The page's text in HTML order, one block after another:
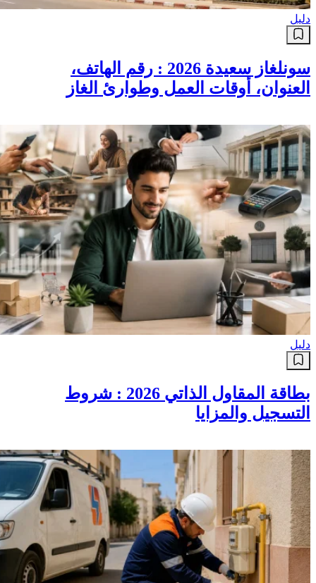
دليل
سونلغاز سعيدة 2026 : رقم الهاتف،
العنوان، أوقات العمل وطوارئ الغاز
دليل
بطاقة المقاول الذاتي 2026 : شروط
التسجيل والمزايا